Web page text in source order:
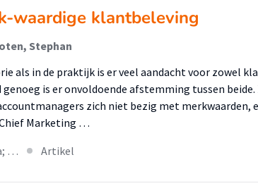
waardige klantbeleving
Stephan
als in de praktijk is er veel aandacht voor zowel
is er onvoldoende afstemming tussen beide.
zich niet bezig met merkwaarden,
Marketing …
… Artikel